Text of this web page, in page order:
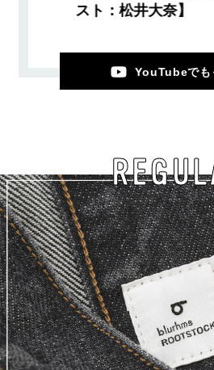
スト：松井大奈】
YouTubeでも